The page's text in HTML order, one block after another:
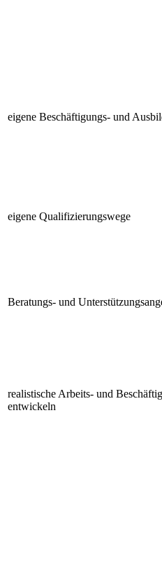
eigene Beschäftigungs- und
eigene Qualifizierungswege
Beratungs- und
realistische Arbeits- und
entwickeln